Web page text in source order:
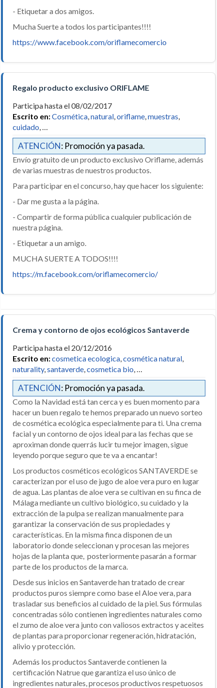
- Etiquetar a dos amigos.
Mucha Suerte a todos los participantes!!!!
https://www.facebook.com/oriflamecomercio
Regalo producto exclusivo ORIFLAME
Participa hasta el 08/02/2017
Escrito en:Cosmética,natural,oriflame,muestras,
cuidado, …
ATENCIÓN: Promoción ya pasada.
Envío gratuito de un producto exclusivo Oriflame, además
de varias muestras de nuestros productos.
Para participar en el concurso, hay que hacer los siguiente:
- Dar me gusta a la página.
- Compartir de forma pública cualquier publicación de
nuestra página.
- Etiquetar a un amigo.
MUCHA SUERTE A TODOS!!!!
https://m.facebook.com/oriflamecomercio/
Crema y contorno de ojos ecológicos Santaverde
Participa hasta el 20/12/2016
Escrito en:cosmetica ecologica,cosmética natural,
naturality,santaverde,cosmetica bio, …
ATENCIÓN: Promoción ya pasada.
Como la Navidad está tan cerca y es buen momento para
hacer un buen regalo te hemos preparado un nuevo sorteo
de cosmética ecológica especialmente para ti. Una crema
facial y un contorno de ojos ideal para las fechas que se
aproximan donde querrás lucir tu mejor imagen, sigue
leyendo porque seguro que te va a encantar!
Los productos cosméticos ecológicos SANTAVERDE se
caracterizan por el uso de jugo de aloe vera puro en lugar
de agua. Las plantas de aloe vera se cultivan en su finca de
Málaga mediante un cultivo biológico, su cuidado y la
extracción de la pulpa se realizan manualmente para
garantizar la conservación de sus propiedades y
características. En la misma finca disponen de un
laboratorio donde seleccionan y procesan las mejores
hojas de la planta que, posteriormente pasarán a formar
parte de los productos de la marca.
Desde sus inicios en Santaverde han tratado de crear
productos puros siempre como base el Aloe vera, para
trasladar sus beneficios al cuidado de la piel. Sus fórmulas
concentradas sólo contienen ingredientes naturales como
el zumo de aloe vera junto con valiosos extractos y aceites
de plantas para proporcionar regeneración, hidratación,
alivio y protección.
Además los productos Santaverde contienen la
certificación Natrue que garantiza el uso único de
ingredientes naturales, procesos productivos respetuosos